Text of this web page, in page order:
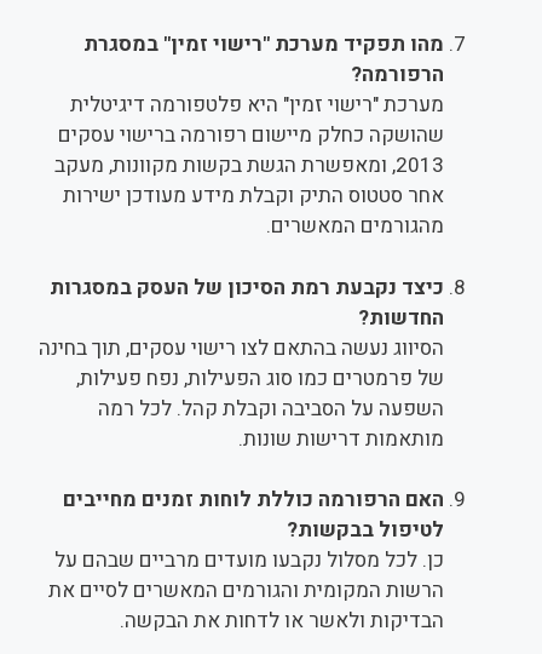
מהו תפקיד מערכת "רישוי זמין" במסגרת
הרפורמה?
מערכת "רישוי זמין" היא פלטפורמה דיגיטלית
שהושקה כחלק מיישום רפורמה ברישוי עסקים
2013, ומאפשרת הגשת בקשות מקוונות, מעקב
אחר סטטוס התיק וקבלת מידע מעודכן ישירות
מהגורמים המאשרים.
כיצד נקבעת רמת הסיכון של העסק במסגרות
החדשות?
הסיווג נעשה בהתאם לצו רישוי עסקים, תוך בחינה
של פרמטרים כמו סוג הפעילות, נפח פעילות,
השפעה על הסביבה וקבלת קהל. לכל רמה
מותאמות דרישות שונות.
האם הרפורמה כוללת לוחות זמנים מחייבים
לטיפול בבקשות?
כן. לכל מסלול נקבעו מועדים מרביים שבהם על
הרשות המקומית והגורמים המאשרים לסיים את
הבדיקות ולאשר או לדחות את הבקשה.